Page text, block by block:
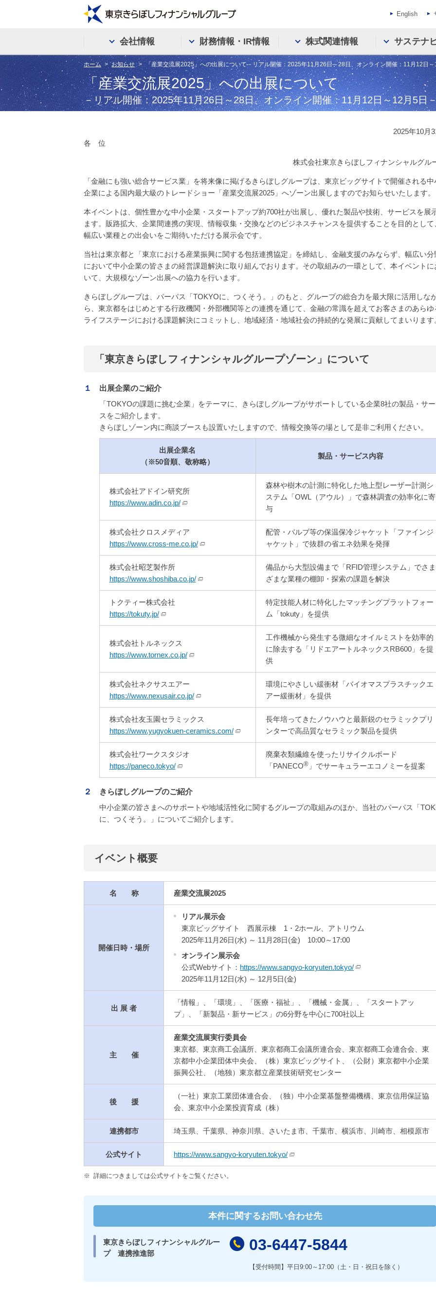
English
会社情報 財務情報・IR情報 株式関連情報 サステナ
ホーム お知らせ 「産業交流展2025」への出展について－リアル開催：2025年11月26日～28日、オンライン開催：11月12日
「産業交流展2025」への出展について
－リアル開催：2025年11月26日～28日、オンライン開催：11月12日～12月5日
2025年10月
各 位
株式会社東京きらぼしフィナンシャルグル
「金融にも強い総合サービス業」を将来像に掲げるきらぼしグループは、東京ビッグサイトで開催される中
企業による国内最大級のトレードショー「産業交流展2025」へゾーン出展しますのでお知らせいたします。
本イベントは、個性豊かな中小企業・スタートアップ約700社が出展し、優れた製品や技術、サービスを展
ます。販路拡大、企業間連携の実現、情報収集・交換などのビジネスチャンスを提供することを目的として
幅広い業種との出会いをご期待いただける展示会です。
当社は東京都と「東京における産業振興に関する包括連携協定」を締結し、金融支援のみならず、幅広い分
において中小企業の皆さまの経営課題解決に取り組んでおります。その取組みの一環として、本イベントに
いて、大規模なゾーン出展への協力を行います。
きらぼしグループは、パーパス「TOKYOに、つくそう。」のもと、グループの総合力を最大限に活用しな
ら、東京都をはじめとする行政機関・外部機関等との連携を通じて、金融の常識を超えてお客さまのあらゆ
ライフステージにおける課題解決にコミットし、地域経済・地域社会の持続的な発展に貢献してまいります
「東京きらぼしフィナンシャルグループゾーン」について
１
出展企業のご紹介
「TOKYOの課題に挑む企業」をテーマに、きらぼしグループがサポートしている企業8社の製品・サ
スをご紹介します。
きらぼしゾーン内に商談ブースも設置いたしますので、情報交換等の場として是非ご利用ください。
出展企業名
（※50音順、敬称略）
製品・サービス内容
株式会社アドイン研究所
https://www.adin.co.jp/
森林や樹木の計測に特化した地上型レーザー計測シ
ステム「OWL（アウル）」で森林調査の効率化に寄
与
株式会社クロスメディア
https://www.cross-me.co.jp/
配管・バルブ等の保温保冷ジャケット「ファインジ
ャケット」で抜群の省エネ効果を発揮
株式会社昭芝製作所
https://www.shoshiba.co.jp/
備品から大型設備まで「RFID管理システム」でさま
ざまな業種の棚卸・探索の課題を解決
トクティー株式会社
https://tokuty.jp/
特定技能人材に特化したマッチングプラットフォー
ム「tokuty」を提供
株式会社トルネックス
https://www.tornex.co.jp/
工作機械から発生する微細なオイルミストを効率的
に除去する「リドエアートルネックスRB600」を提
供
株式会社ネクサスエアー
https://www.nexusair.co.jp/
環境にやさしい緩衝材「バイオマスプラスチックエ
アー緩衝材」を提供
株式会社友玉園セラミックス
https://www.yugyokuen-ceramics.com/
長年培ってきたノウハウと最新鋭のセラミックプリ
ンターで高品質なセラミック製品を提供
株式会社ワークスタジオ
https://paneco.tokyo/
廃棄衣類繊維を使ったリサイクルボード
「PANECO®」でサーキュラーエコノミーを提案
２
きらぼしグループのご紹介
中小企業の皆さまへのサポートや地域活性化に関するグループの取組みのほか、当社のパーパス「
に、つくそう。」についてご紹介します。
イベント概要
名 称 産業交流展2025
開催日時・場所
リアル展示会
東京ビッグサイト 西展示棟 1・2ホール、アトリウム
2025年11月26日(水) ～ 11月28日(金) 10:00～17:00
オンライン展示会
公式Webサイト： https://www.sangyo-koryuten.tokyo/
2025年11月12日(水) ～ 12月5日(金)
出 展 者
「情報」、「環境」、「医療・福祉」、「機械・金属」、「スタートアッ
プ」、「新製品・新サービス」の6分野を中心に700社以上
主 催
産業交流展実行委員会
東京都、東京商工会議所、東京都商工会議所連合会、東京都商工会連合会、東
京都中小企業団体中央会、（株）東京ビッグサイト、（公財）東京都中小企業
振興公社、（地独）東京都立産業技術研究センター
後 援
（一社）東京工業団体連合会、（独）中小企業基盤整備機構、東京信用保証協
会、東京中小企業投資育成（株）
連携都市 埼玉県、千葉県、神奈川県、さいたま市、千葉市、横浜市、川崎市、相模原市
公式サイト https://www.sangyo-koryuten.tokyo/
※ 詳細につきましては公式サイトをご覧ください。
本件に関するお問い合わせ先
東京きらぼしフィナンシャルグルー
プ 連携推進部 03-6447-5844
【受付時間】平日9:00～17:00（土・日・祝日を除く）